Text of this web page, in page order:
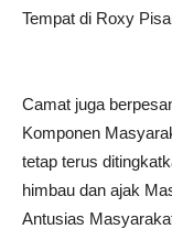
Tempat di Roxy
Camat juga
Komponen
tetap terus
himbau dan ajak
Antusias